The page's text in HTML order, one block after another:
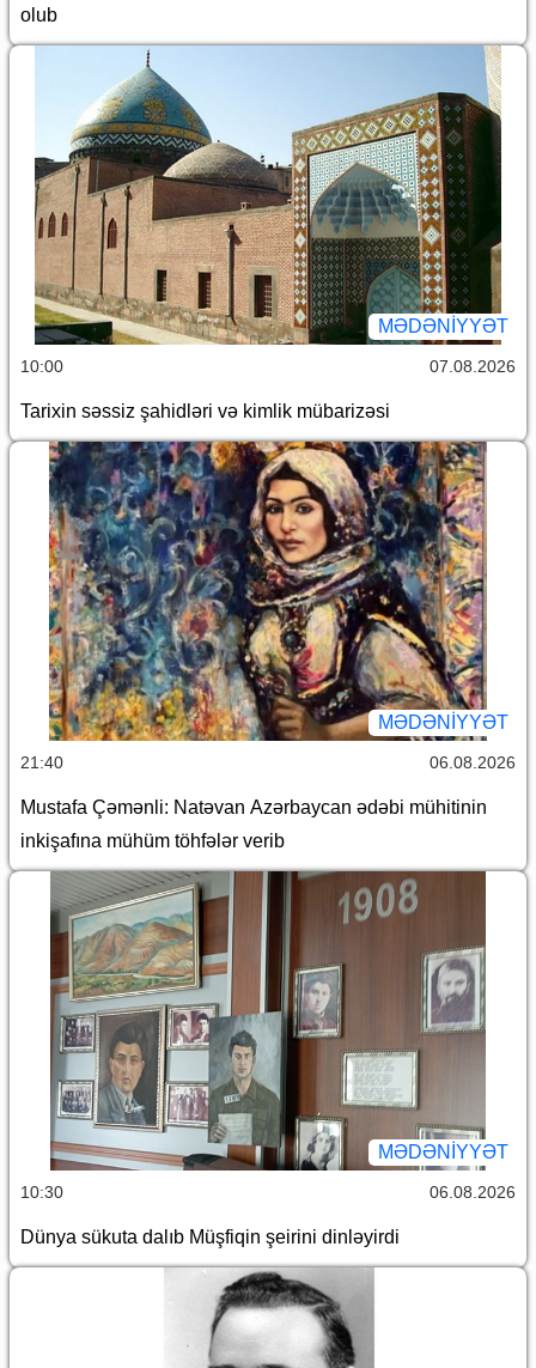
olub
MƏDƏNIYYƏT
10:00 07.08.2026
Tarixin səssiz şahidləri və kimlik mübarizəsi
MƏDƏNIYYƏT
21:40 06.08.2026
Mustafa Çəmənli: Natəvan Azərbaycan ədəbi mühitinin
inkişafına mühüm töhfələr verib
MƏDƏNIYYƏT
10:30 06.08.2026
Dünya sükuta dalıb Müşfiqin şeirini dinləyirdi